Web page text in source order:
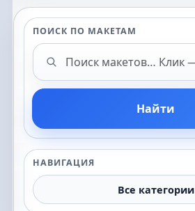
ПОИСК ПО МАКЕТАМ
Поиск макетов
Найти
НАВИГАЦИЯ
Все категории